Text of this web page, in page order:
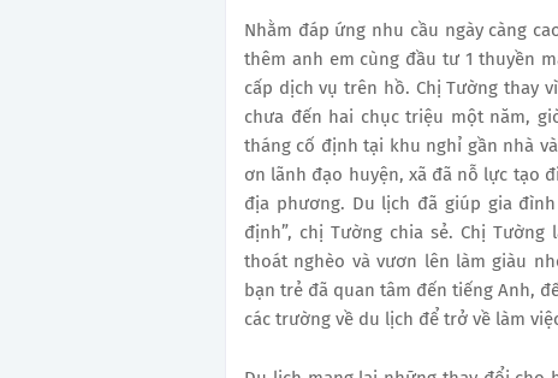
Nhằm đáp ứng nhu cầu ngày càng
thêm anh em cùng đầu tư 1 thuyền
cấp dịch vụ trên hồ. Chị Tường thay
chưa đến hai chục triệu một năm,
tháng cố định tại khu nghỉ gần nhà
ơn lãnh đạo huyện, xã đã nỗ lực tạo
địa phương. Du lịch đã giúp gia
định”, chị Tường chia sẻ. Chị
thoát nghèo và vươn lên làm giàu
bạn trẻ đã quan tâm đến tiếng Anh,
các trường về du lịch để trở về làm